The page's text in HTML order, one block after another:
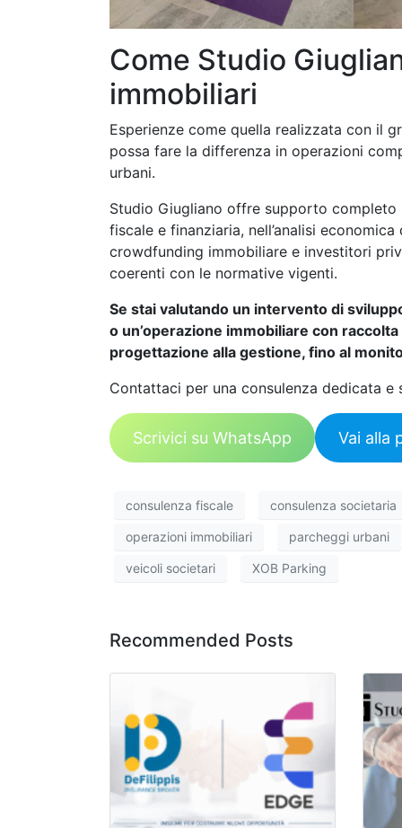
Come Studio
immobiliari
Esperienze come quella realizzata con il
possa fare la differenza in operazioni
urbani.
Studio Giugliano offre supporto
fiscale e finanziaria, nell’analisi
crowdfunding immobiliare e investitori
coerenti con le normative vigenti.
Se stai valutando un intervento di
o un’operazione immobiliare con
progettazione alla gestione, fino al
Contattaci per una consulenza dedicata
Scrivici su WhatsApp Vai alla
consulenza fiscale consulenza societaria
operazioni immobiliari parcheggi urbani
veicoli societari XOB Parking
Recommended Posts